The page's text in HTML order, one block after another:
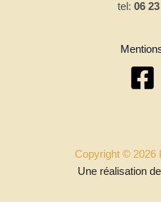
tel: 06
Copyright © 2026
Une réalisation